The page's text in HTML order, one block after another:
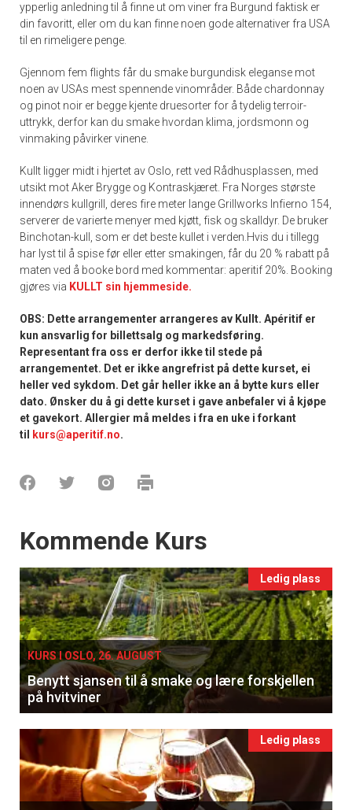
ypperlig anledning til å finne ut om viner fra Burgund faktisk er
din favoritt, eller om du kan finne noen gode alternativer fra USA
til en rimeligere penge.
Gjennom fem flights får du smake burgundisk eleganse mot
noen av USAs mest spennende vinområder. Både chardonnay
og pinot noir er begge kjente druesorter for å tydelig terroir-
uttrykk, derfor kan du smake hvordan klima, jordsmonn og
vinmaking påvirker vinene.
Kullt ligger midt i hjertet av Oslo, rett ved Rådhusplassen, med
utsikt mot Aker Brygge og Kontraskjæret. Fra Norges største
innendørs kullgrill, deres fire meter lange Grillworks Infierno 154,
serverer de varierte menyer med kjøtt, fisk og skalldyr. De bruker
Binchotan-kull, som er det beste kullet i verden.Hvis du i tillegg
har lyst til å spise før eller etter smakingen, får du 20 % rabatt på
maten ved å booke bord med kommentar: aperitif 20%. Booking
gjøres via KULLT sin hjemmeside.
OBS: Dette arrangementer arrangeres av Kullt. Apéritif er
kun ansvarlig for billettsalg og markedsføring.
Representant fra oss er derfor ikke til stede på
arrangementet. Det er ikke angrefrist på dette kurset, ei
heller ved sykdom. Det går heller ikke an å bytte kurs eller
dato. Ønsker du å gi dette kurset i gave anbefaler vi å kjøpe
et gavekort. Allergier må meldes i fra en uke i forkant
til
kurs@aperitif.no.
Events
Kommende Kurs
Ledig plass
KURS I OSLO, 26. AUGUST
Benytt sjansen til å smake og lære forskjellen
på hvitviner
Ledig plass